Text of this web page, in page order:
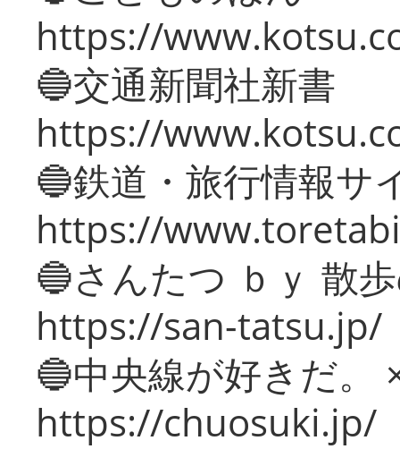
https://
🔵交通新聞社新書
https://
🔵鉄道・旅行情報サ
https://
🔵さんたつ ｂｙ 散
https://san-tatsu.jp/
🔵中央線が好きだ。
https://chuosuki.jp/